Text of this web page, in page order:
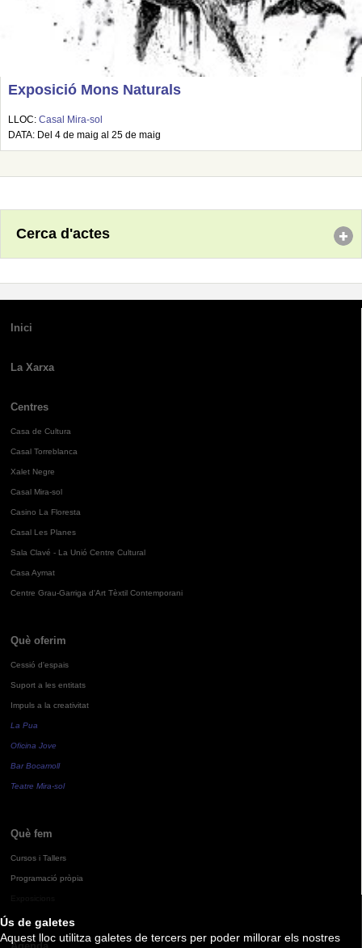
Ús de galetes
Aquest lloc utilitza galetes de tercers per poder millorar els nostres
Exposició Mons Naturals
LLOC: Casal Mira-sol
DATA: Del 4 de maig al 25 de maig
Cerca d'actes
Inici
La Xarxa
Centres
Casa de Cultura
Casal Torreblanca
Xalet Negre
Casal Mira-sol
Casino La Floresta
Casal Les Planes
Sala Clavé - La Unió Centre Cultural
Casa Aymat
Centre Grau-Garriga d'Art Tèxtil Contemporani
Què oferim
Cessió d'espais
Suport a les entitats
Impuls a la creativitat
La Pua
Oficina Jove
Bar Bocamoll
Teatre Mira-sol
Què fem
Cursos i Tallers
Programació pròpia